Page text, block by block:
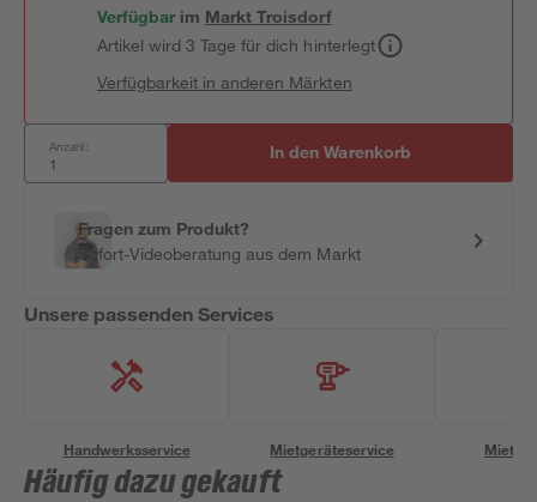
Verfügbar im MarktTroisdorf
Artikel wird 3 Tage für dich hinterlegt
Verfügbarkeit in anderen Märkten
Anzahl: In den Warenkorb
Fragen zum Produkt?
Sofort-Videoberatung aus dem Markt
Unsere passenden Services
Handwerksservice Mietgeräteservice
Häufig dazu gekauft